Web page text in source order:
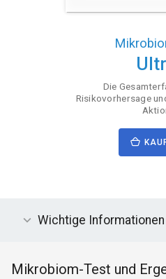
Die
Risikovorhersage
Wichtige
Mikrobiom-Test und